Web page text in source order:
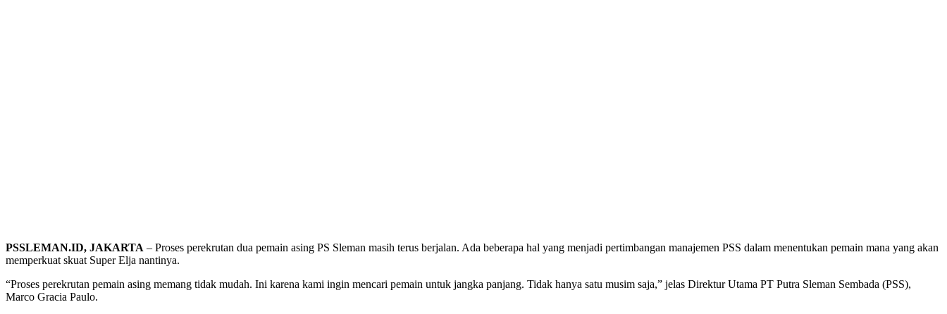
PSSLEMAN.ID, JAKARTA – Proses perekrutan dua pemain asing PS Sleman masih terus berjalan. Ada beberapa hal yang menjadi pertimbangan manajemen PSS dalam menentukan pemain mana yang akan
memperkuat skuat Super Elja nantinya.
“Proses perekrutan pemain asing memang tidak mudah. Ini karena kami ingin mencari pemain untuk jangka panjang. Tidak hanya satu musim saja,” jelas Direktur Utama PT Putra Sleman Sembada (PSS),
Marco Gracia Paulo.